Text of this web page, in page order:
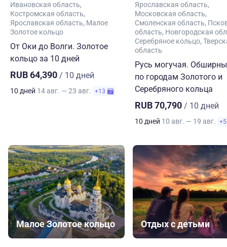
Ивановская область
Костромская область
Ярославская область Малое
Золотое кольцо
От Оки до Волги. Золотое
кольцо за 10 дней
RUB 64,390 / 10 дней
10 дней 14 авг. — 23 авг. +13
Ярославская область
Московская область
Смоленская область
область Новгородская
Серебряное кольцо
область
Русь могучая.
по городам Золотого и
Серебряного кольца
RUB 70,790 / 10 дней
10 дней 10 авг. — 19 авг. +5
Малое Золотое кольцо Отдых с детьми